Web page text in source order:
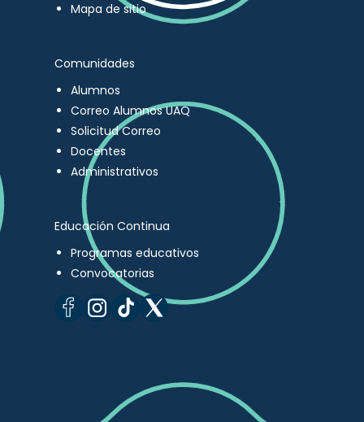
Mapa de sitio
Comunidades
Alumnos
Correo Alumnos UAQ
Solicitud Correo
Docentes
Administrativos
Educación Continua
Programas educativos
Convocatorias